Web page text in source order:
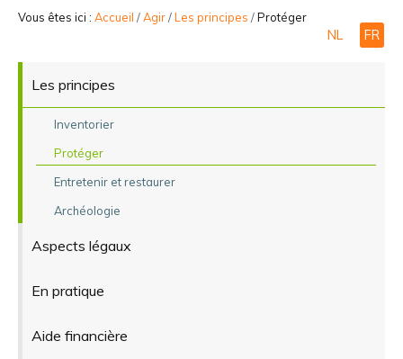
avancée…
Vous êtes ici : Accueil /Agir/Les principes /Protéger
NL FR
Les principes
Inventorier
Protéger
Entretenir et restaurer
Archéologie
Aspects légaux
En pratique
Aide financière